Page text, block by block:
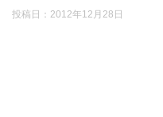
投稿日：2012年12月28日